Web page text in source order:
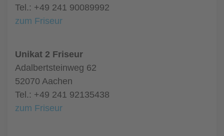
Tel.: +49 241 90089992
zum Friseur
Unikat 2 Friseur
Adalbertsteinweg 62
52070 Aachen
Tel.: +49 241 92135438
zum Friseur